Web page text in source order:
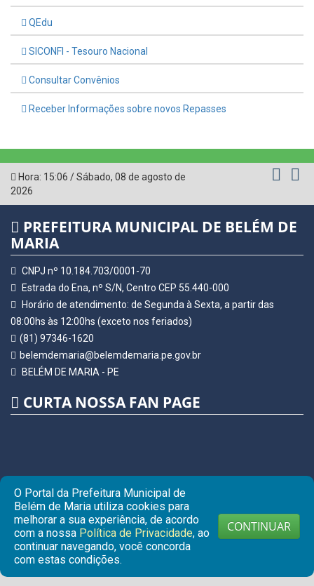
QEdu
SICONFI - Tesouro Nacional
Consultar Convênios
Receber Informações sobre novos Repasses
Hora: 15:06 /Sábado, 08 de agosto de
2026
PREFEITURA MUNICIPAL DE BELÉM DE
MARIA
CNPJ nº 10.184.703/0001-70
Estrada do Ena, nº S/N, Centro CEP 55.440-000
Horário de atendimento: de Segunda à Sexta, a partir das
08:00hs às 12:00hs (exceto nos feriados)
(81) 97346-1620
belemdemaria@belemdemaria.pe.gov.br
BELÉM DE MARIA - PE
CURTA NOSSA FAN PAGE
© Copyright 2026 Prefeitura Municipal de BELÉM DE MARIA |
Todos os direitos reservados
O Portal da Prefeitura Municipal de
Belém de Maria utiliza cookies para
melhorar a sua experiência, de acordo
com a nossa Política de Privacidade, ao
continuar navegando, você concorda
com estas condições.
CONTINUAR